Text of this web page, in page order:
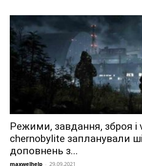
Режими, завдання, зброя і
chernobylite запланували
доповнень з...
maxwelhelp - 29.09.2021